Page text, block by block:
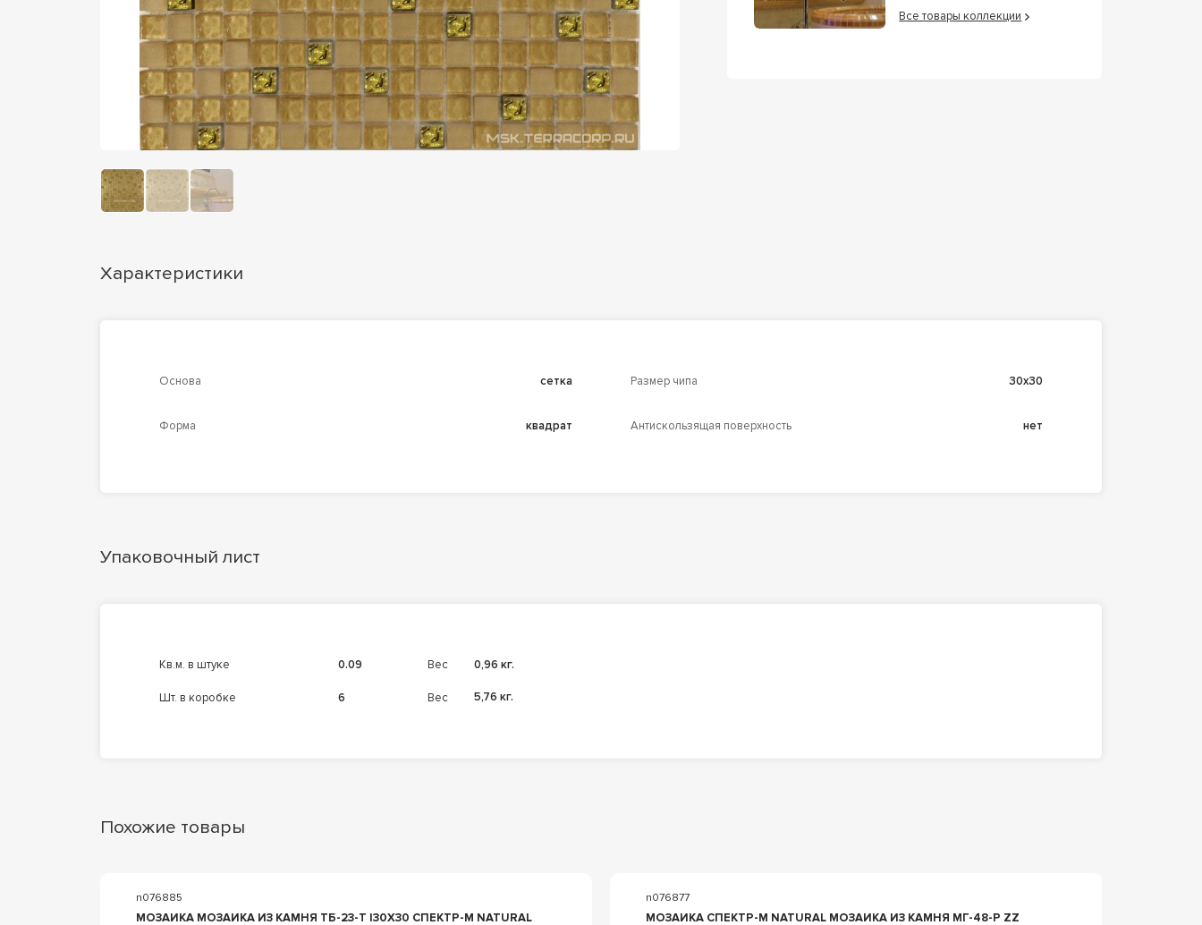
Все товары коллекции
Характеристики
Основа сетка Размер чипа 30х30
Форма квадрат Антискользящая поверхность нет
Упаковочный лист
кв.м. в штуке 0.09 Вес 0,96 кг.
шт. в коробке 6 Вес 5,76 кг.
Похожие товары
n076885
МОЗАИКА МОЗАИКА ИЗ КАМНЯ ТБ-23-Т |30X30 СПЕКТР-М NATURAL
n076877
МОЗАИКА СПЕКТР-М NATURAL МОЗАИКА ИЗ КАМНЯ МГ-48-Р ZZ